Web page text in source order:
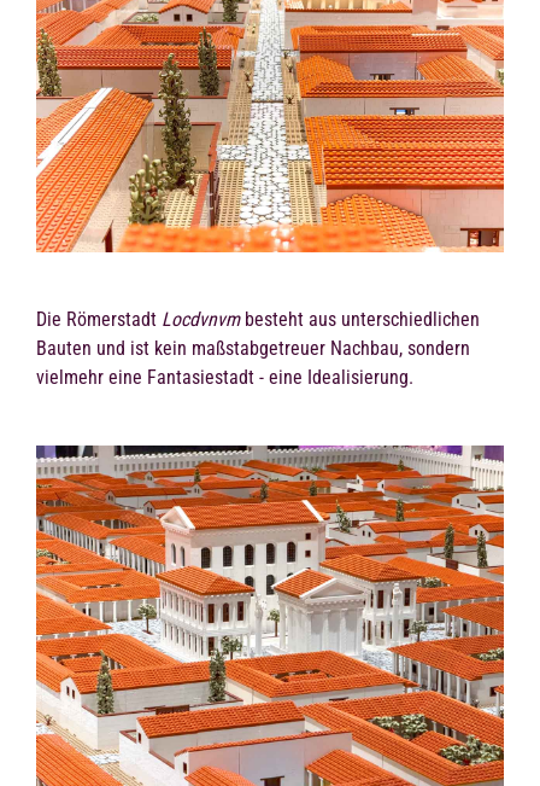
Die Römerstadt Locdvnvmbesteht aus unterschiedlichen
Bauten und ist kein maßstabgetreuer Nachbau, sondern
vielmehr eine Fantasiestadt - eine Idealisierung.